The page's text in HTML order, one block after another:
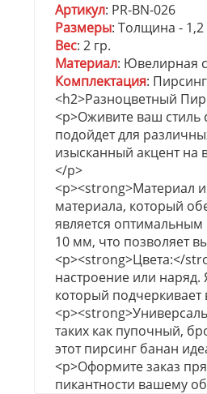
Артикул: PR-BN-026
Размеры: Толщина -
Вес: 2 гр.
Материал: Ювелирная
Комплектация:
<h2>Разноцветный
<p>Оживите ваш
подойдет для
изысканный акцент на
</p>
<p><strong>Материал
материала, который
является
10 мм, что позволяет
<p><strong>Цвета:</
настроение или наряд.
который
таких как пупочный,
этот пирсинг банан
<p>Оформите заказ
пикантности вашему